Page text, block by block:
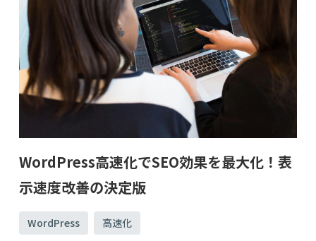
WordPress高速化でSEO効果を最大化！表
示速度改善の決定版
WordPress 高速化